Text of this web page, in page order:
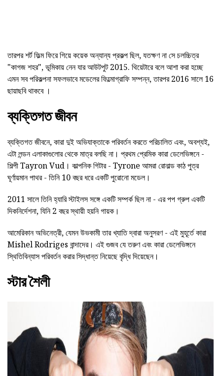
তারপর শর্ট ফিল্ম ফিরে গিয়ে কয়েক অন্যান্য প্রকল্প ছিল, যতক্ষণ না সে চলচ্চিত্র
"কাগজ শহর", ভূমিকায় নেন যার আউটপুট 2015. থিয়েটারে বলে আশা করা হচ্ছে
এমন সব পরিকল্পনা সফলভাবে মডেলের ফিল্মোগ্রাফি সম্পন্ন, তারপর 2016 সালে 16
ছায়াছবি থাকবে ।
ব্যক্তিগত জীবন
ব্যক্তিগত জীবনে, কারা দুই অভিযাক্তাকে পরিবর্তন করতে পরিচালিত এবং, অবশ্যই,
এটা লন্ডন এলাকাগুলোর থেকে মাত্র বলছি না। প্রথম প্রেমিক কারা ডেলেভিঙ্গনে -
শিল্পী Tayron Vud। কাল্পনিক গিটার - Tyrone আমরা রোনাল্ড কাঠ পুত্র
ঘূর্ণায়মান পাথর - তিনি 10 বছর ধরে একটি পুরোনো মডেল।
2011 সালে তিনি হ্যারি স্টাইলস সঙ্গে একটি সম্পর্ক ছিল না - এর পপ গ্রুপ একটি
দিকনির্দেশনা, যিনি 2 বছর স্থায়ী হয়নি গায়ক।
আমেরিকান অভিনেত্রী, যেমন উভকামী তার খ্যাতি দ্বারা অনুসরণ - এই মুহূর্তে কারা
Mishel Rodriges বান্দাদের। এই গুজব যে তরুণ এবং কারা ডেলেভিঙ্গনে
স্থিতিবিন্যাস পরিবর্তন করার সিদ্ধান্ত নিয়েছে বৃদ্ধি দিয়েছেন।
স্টার শৈলী